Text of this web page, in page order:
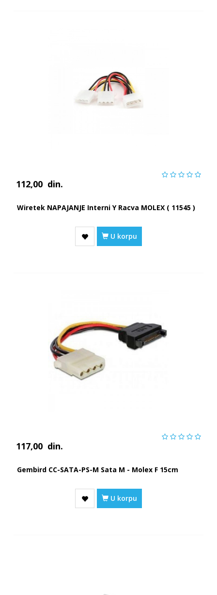
112,00 din.
Wiretek NAPAJANJE Interni Y Racva MOLEX ( 11545 )
U korpu
117,00 din.
Gembird CC-SATA-PS-M Sata M - Molex F 15cm
U korpu